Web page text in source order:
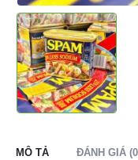
MÔ TẢ ĐÁNH GIÁ